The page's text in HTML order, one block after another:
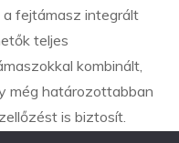
fejtámasz integrált
teljes
kombinált,
még határozottabban
is biztosít.